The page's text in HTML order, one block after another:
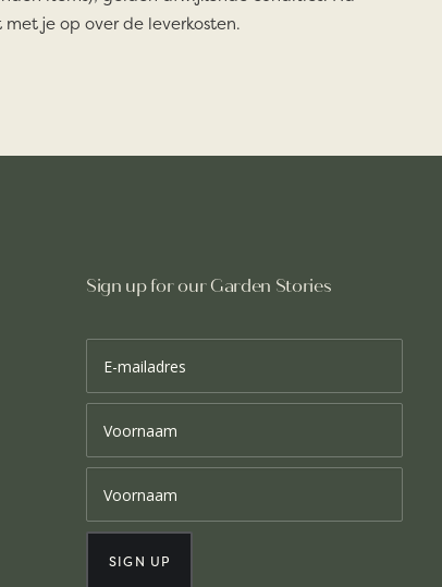
je op over de leverkosten.
Sign up for our Garden Stories